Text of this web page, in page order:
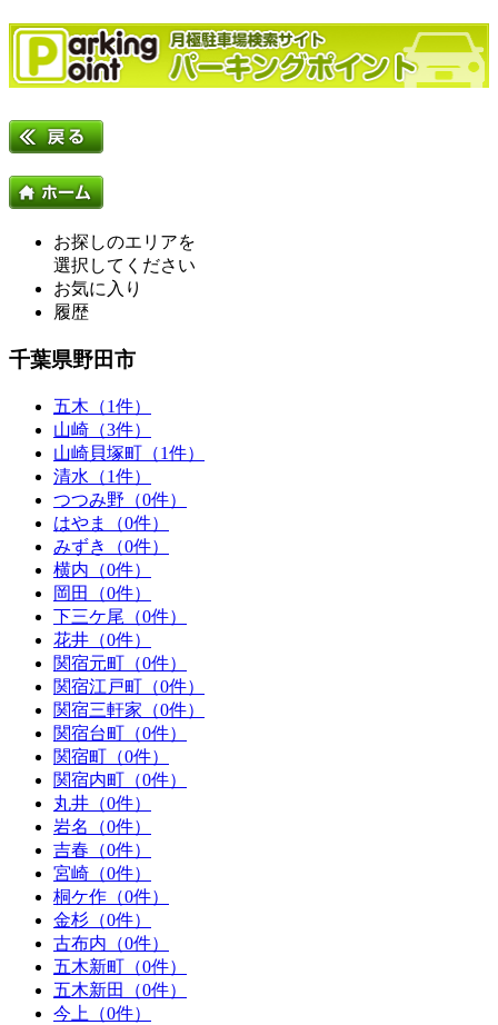
お探しのエリアを
選択してください
お気に入り
履歴
千葉県野田市
五木（1件）
山崎（3件）
山崎貝塚町（1件）
清水（1件）
つつみ野（0件）
はやま（0件）
みずき（0件）
横内（0件）
岡田（0件）
下三ケ尾（0件）
花井（0件）
関宿元町（0件）
関宿江戸町（0件）
関宿三軒家（0件）
関宿台町（0件）
関宿町（0件）
関宿内町（0件）
丸井（0件）
岩名（0件）
吉春（0件）
宮崎（0件）
桐ケ作（0件）
金杉（0件）
古布内（0件）
五木新町（0件）
五木新田（0件）
今上（0件）